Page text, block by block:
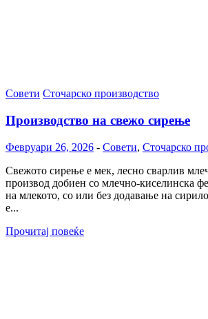
Совети Сточарско производство
Производство на свежо сирење
Февруари 26, 2026 - Совети, Сточарско
Свежото сирење е мек, лесно сварлив
производ добиен со млечно-киселинска
на млекото, со или без додавање на
е...
Прочитај повеќе